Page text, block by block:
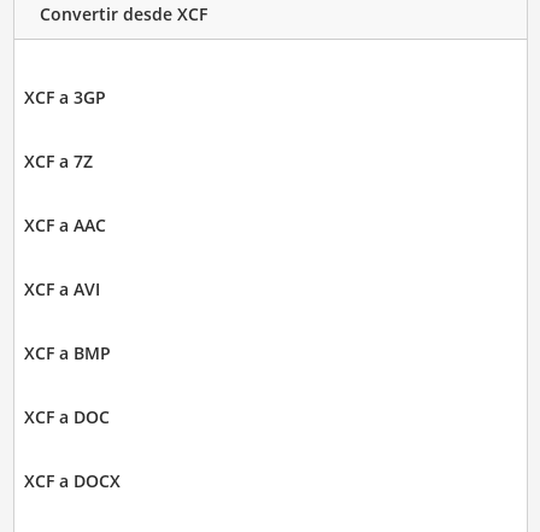
Convertir desde XCF
XCF a 3GP
XCF a 7Z
XCF a AAC
XCF a AVI
XCF a BMP
XCF a DOC
XCF a DOCX